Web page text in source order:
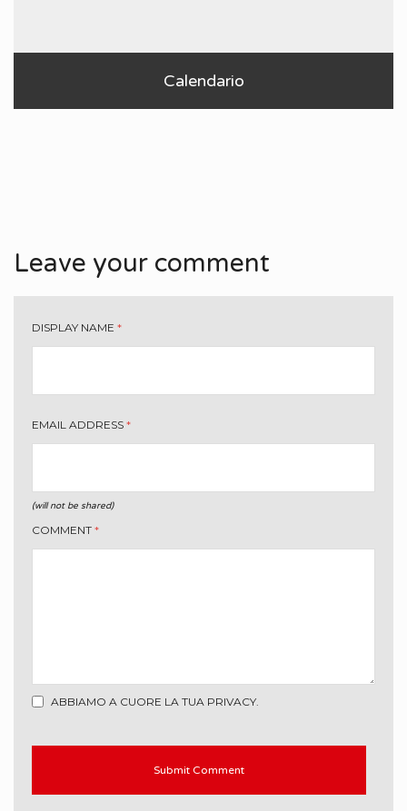
Calendario
Leave your comment
DISPLAY NAME *
EMAIL ADDRESS *
(will not be shared)
COMMENT *
ABBIAMO A CUORE LA TUA PRIVACY.